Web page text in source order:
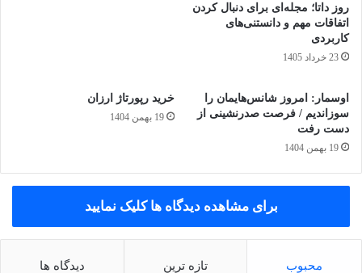
روز داتا؛ مجله‌ای برای دنبال کردن
اتفاقات مهم و دانستنی‌های
کاربردی
23 خرداد 1405
اوسمار: امروز شانس‌هایمان را
سوزاندیم / فرصت صدرنشینی از
دست رفت
19 بهمن 1404
خرید رپورتاژ ارزان
19 بهمن 1404
برای مشاهده دیدگاه ها کلیک نمایید
محبوب تازه ترین دیدگاه ها